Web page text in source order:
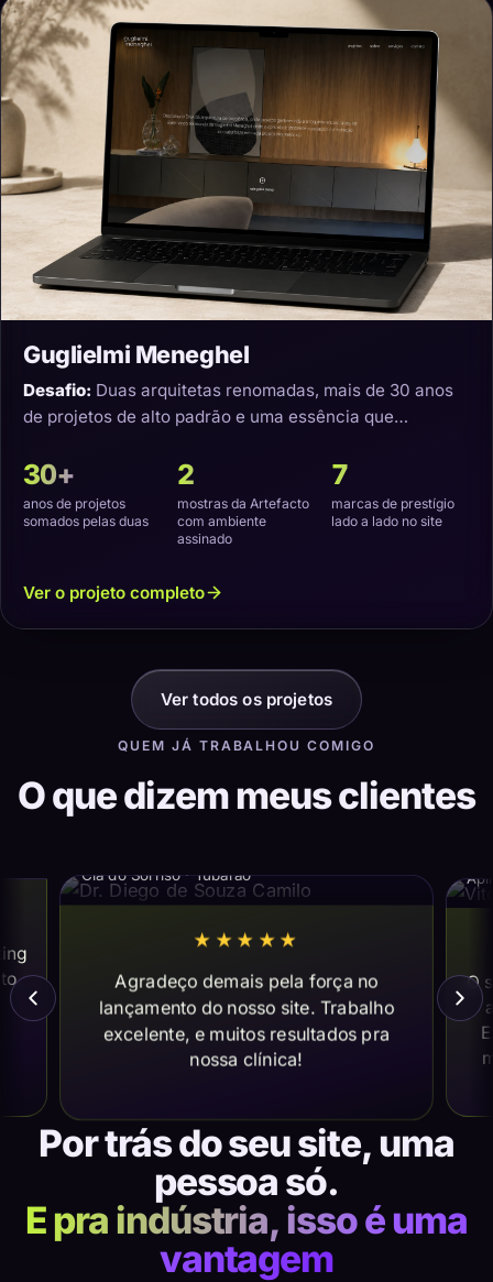
Guglielmi Meneghel
Desafio: Duas arquitetas renomadas, mais de 30 anos
de projetos de alto padrão e uma essência que
30+
anos de projetos
somados pelas duas
2
mostras da Artefacto
com ambiente
assinado
7
marcas de prestígio
lado a lado no site
Ver o projeto completo
Ver todos os projetos
QUEM JÁ TRABALHOU COMIGO
O que dizem meus clientes
Cia do Sorriso · Tubarão
★★★★★
Agradeço demais pela força no
lançamento do nosso site. Trabalho
excelente, e muitos resultados pra
nossa clínica!
O
Por trás do seu site, uma
pessoa só.
E pra indústria, isso é uma
vantagem